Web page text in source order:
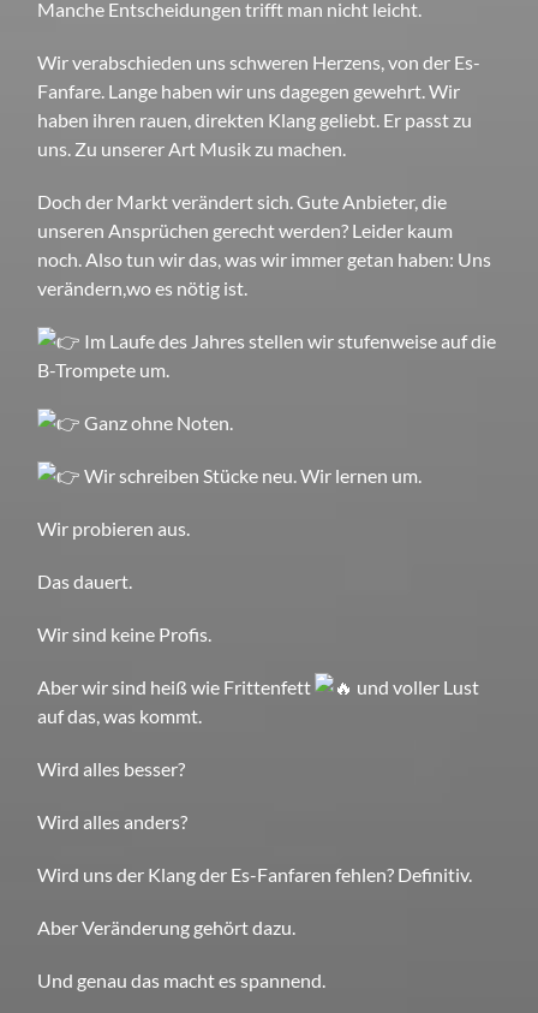
Manche Entscheidungen trifft man nicht leicht.
Wir verabschieden uns schweren Herzens, von der Es-
Fanfare. Lange haben wir uns dagegen gewehrt. Wir
haben ihren rauen, direkten Klang geliebt. Er passt zu
uns. Zu unserer Art Musik zu machen.
Doch der Markt verändert sich. Gute Anbieter, die
unseren Ansprüchen gerecht werden? Leider kaum
noch. Also tun wir das, was wir immer getan haben: Uns
verändern,wo es nötig ist.
Im Laufe des Jahres stellen wir stufenweise auf die
B-Trompete um.
Ganz ohne Noten.
Wir schreiben Stücke neu. Wir lernen um.
Wir probieren aus.
Das dauert.
Wir sind keine Profis.
Aber wir sind heiß wie Frittenfett
und voller Lust
auf das, was kommt.
Wird alles besser?
Wird alles anders?
Wird uns der Klang der Es-Fanfaren fehlen? Definitiv.
Aber Veränderung gehört dazu.
Und genau das macht es spannend.